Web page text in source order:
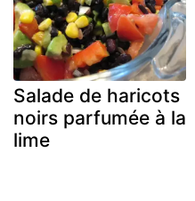
Salade de haricots
noirs parfumée à la
lime